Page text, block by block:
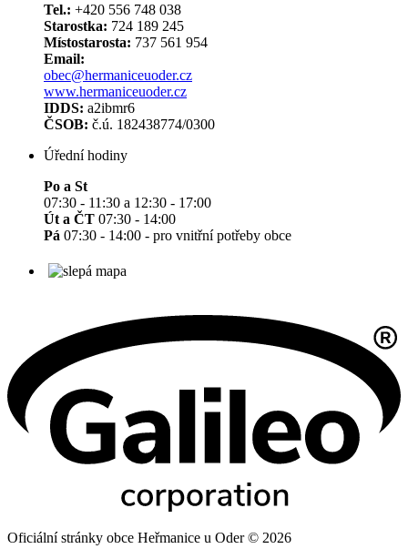
Tel.: +420 556 748 038
Starostka: 724 189 245
Místostarosta: 737 561 954
Email:
obec@hermaniceuoder.cz
www.hermaniceuoder.cz
IDDS: a2ibmr6
ČSOB: č.ú. 182438774/0300
Úřední hodiny
Po a St
07:30 - 11:30 a 12:30 - 17:00
Út a ČT 07:30 - 14:00
Pá 07:30 - 14:00 - pro vnitřní potřeby obce
Oficiální stránky obce Heřmanice u Oder © 2026